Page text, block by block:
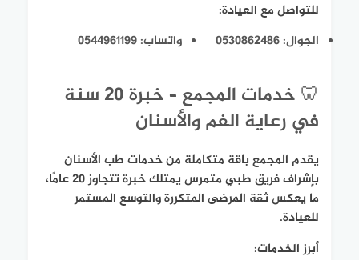
للتواصل مع العيادة:
الجوال: 0530862486
واتساب: 0544961199
🦷 خدمات المجمع – خبرة 20 سنة
في رعاية الفم والأسنان
يقدم المجمع باقة متكاملة من خدمات طب الأسنان
بإشراف فريق طبي متمرس يمتلك خبرة تتجاوز 20 عامًا،
ما يعكس ثقة المرضى المتكررة والتوسع المستمر
للعيادة.
أبرز الخدمات: